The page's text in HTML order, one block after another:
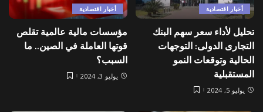
أخبار اقتصادية
تحليل لأداء سعر سهم البنك
التجارى الدولى: التوجهات
الحالية وتوقعات النمو
المستقبلية
يوليو 5, 2024
أخبار اقتصادية
مؤسسات مالية عالمية تقلص
قوتها العاملة في الصين.. ما
السبب؟
يوليو 3, 2024